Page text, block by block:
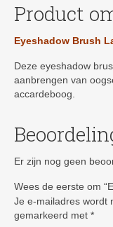
Product
Eyeshadow Brush
Deze eyeshadow
aanbrengen van
accardeboog.
Er zijn nog geen
Wees de eerste om
Je e-mailadres wordt
gemarkeerd met *